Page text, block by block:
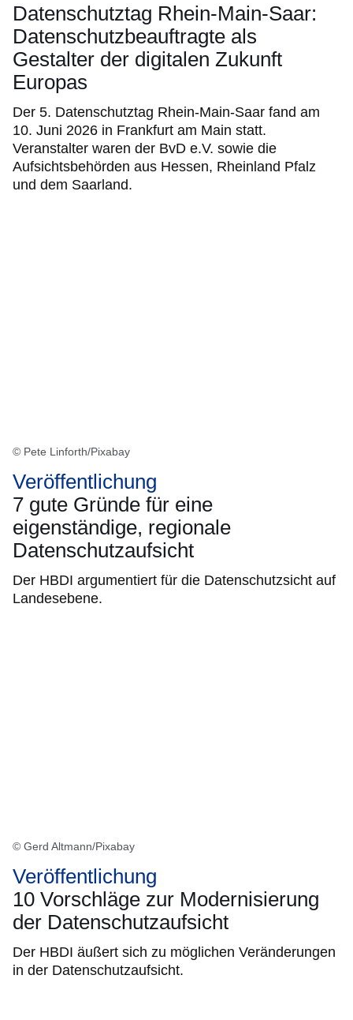
Datenschutztag Rhein-Main-Saar:
Datenschutzbeauftragte als
Gestalter der digitalen Zukunft
Europas
Der 5. Datenschutztag Rhein-Main-Saar fand am
10. Juni 2026 in Frankfurt am Main statt.
Veranstalter waren der BvD e.V. sowie die
Aufsichtsbehörden aus Hessen, Rheinland Pfalz
und dem Saarland.
© Pete Linforth/Pixabay
Veröffentlichung
7 gute Gründe für eine
eigenständige, regionale
Datenschutzaufsicht
Der HBDI argumentiert für die Datenschutzsicht auf
Landesebene.
© Gerd Altmann/Pixabay
Veröffentlichung
10 Vorschläge zur Modernisierung
der Datenschutzaufsicht
Der HBDI äußert sich zu möglichen Veränderungen
in der Datenschutzaufsicht.